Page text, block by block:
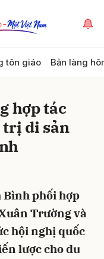
tôn giáo Bản làng
hợp tác
trị di sản
Bình phối hợp
Trường và
hội nghị quốc
lược cho du